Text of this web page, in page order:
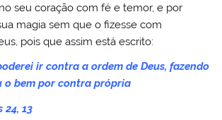
seu coração com fé e temor, e por
magia sem que o fizesse com
pois que assim está escrito:
ir contra a ordem de Deus, fazendo
o bem por contra própria
24, 13